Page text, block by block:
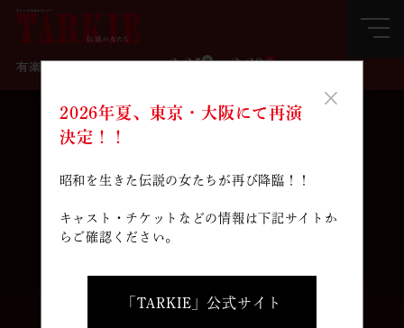
×
2026年夏、東京・大阪にて再演
決定！！
昭和を生きた伝説の女たちが再び降臨！！
キャスト・チケットなどの情報は下記サイトか
らご確認ください。
「TARKIE」公式サイト